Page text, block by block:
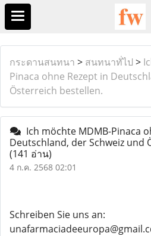
กระดานสนทนา > สนทนาทั่ไป >
Pinaca ohne Rezept in
Österreich bestellen.
Ich möchte MDMB-Pinaca
Deutschland, der Schweiz und
(141 อ่าน)
4 ก.ค. 2568 02:01
Schreiben Sie uns an: